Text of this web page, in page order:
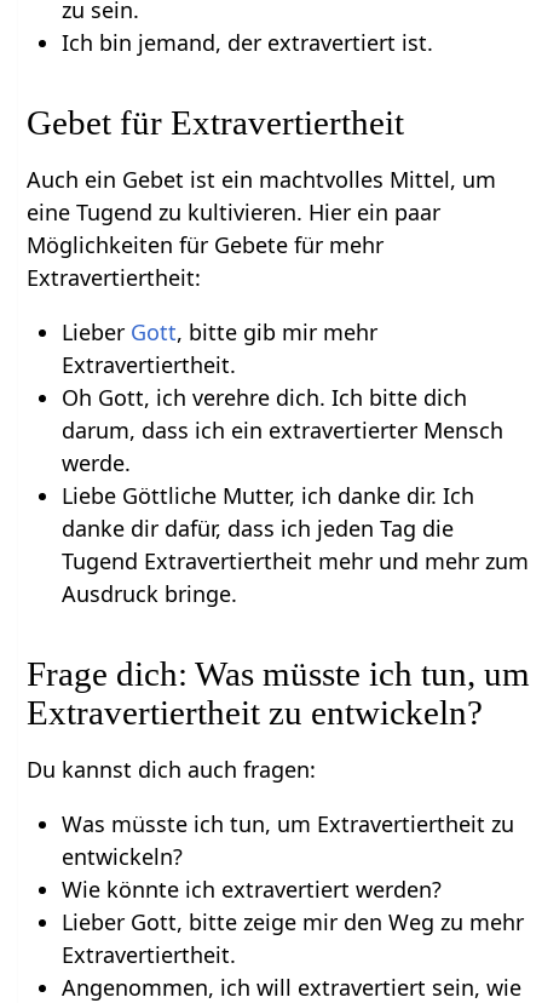
zu sein.
Ich bin jemand, der extravertiert ist.
Gebet für Extravertiertheit
Auch ein Gebet ist ein machtvolles Mittel, um
eine Tugend zu kultivieren. Hier ein paar
Möglichkeiten für Gebete für mehr
Extravertiertheit:
Lieber Gott, bitte gib mir mehr
Extravertiertheit.
Oh Gott, ich verehre dich. Ich bitte dich
darum, dass ich ein extravertierter Mensch
werde.
Liebe Göttliche Mutter, ich danke dir. Ich
danke dir dafür, dass ich jeden Tag die
Tugend Extravertiertheit mehr und mehr zum
Ausdruck bringe.
Frage dich: Was müsste ich tun, um
Extravertiertheit zu entwickeln?
Du kannst dich auch fragen:
Was müsste ich tun, um Extravertiertheit zu
entwickeln?
Wie könnte ich extravertiert werden?
Lieber Gott, bitte zeige mir den Weg zu mehr
Extravertiertheit.
Angenommen, ich will extravertiert sein, wie